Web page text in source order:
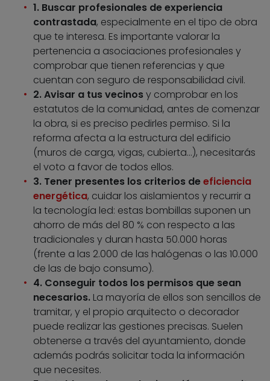
1. Buscar profesionales de experiencia
contrastada, especialmente en el tipo de obra
que te interesa. Es importante valorar la
pertenencia a asociaciones profesionales y
comprobar que tienen referencias y que
cuentan con seguro de responsabilidad civil.
2. Avisar a tus vecinosy comprobar en los
estatutos de la comunidad, antes de comenzar
la obra, si es preciso pedirles permiso. Si la
reforma afecta a la estructura del edificio
(muros de carga, vigas, cubierta…), necesitarás
el voto a favor de todos ellos.
3. Tener presentes los criterios deeficiencia
energética, cuidar los aislamientos y recurrir a
la tecnología led: estas bombillas suponen un
ahorro de más del 80 % con respecto a las
tradicionales y duran hasta 50.000 horas
(frente a las 2.000 de las halógenas o las 10.000
de las de bajo consumo).
4. Conseguir todos los permisos que sean
necesarios. La mayoría de ellos son sencillos de
tramitar, y el propio arquitecto o decorador
puede realizar las gestiones precisas. Suelen
obtenerse a través del ayuntamiento, donde
además podrás solicitar toda la información
que necesites.